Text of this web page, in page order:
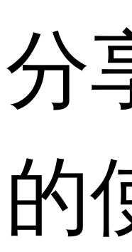
分
的